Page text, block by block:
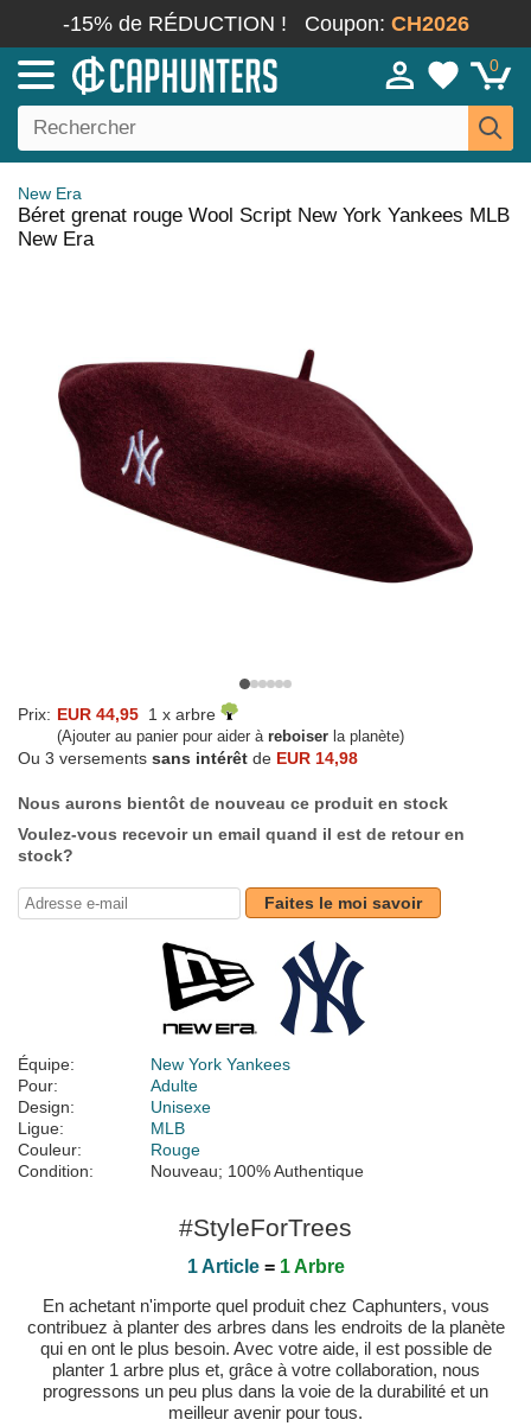
-15% de RÉDUCTION ! Coupon: CH2026
0
New Era
Béret grenat rouge Wool Script New York Yankees MLB
New Era
Prix: EUR 44,95 1 x arbre
(Ajouter au panier pour aider à reboiser la planète)
Ou 3 versements sans intérêt de EUR 14,98
Nous aurons bientôt de nouveau ce produit en stock
Voulez-vous recevoir un email quand il est de retour en
stock?
Faites le moi savoir
Équipe:
New York Yankees
Pour:
Adulte
Design:
Unisexe
Ligue:
MLB
Couleur:
Rouge
Condition:
Nouveau; 100% Authentique
#StyleForTrees
1 Article= 1 Arbre
En achetant n'importe quel produit chez Caphunters, vous
contribuez à planter des arbres dans les endroits de la planète
qui en ont le plus besoin. Avec votre aide, il est possible de
planter 1 arbre plus et, grâce à votre collaboration, nous
progressons un peu plus dans la voie de la durabilité et un
meilleur avenir pour tous.